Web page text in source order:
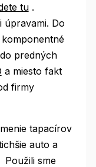
tu.
úpravami. Do
predných
a miesto fakt
firmy
tapacírov
auto a
sme